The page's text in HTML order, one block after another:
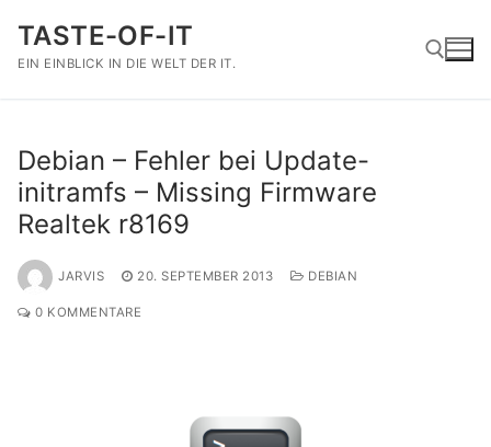
Inhalt
springen
TASTE-OF-IT
EIN EINBLICK IN DIE WELT DER IT.
Debian – Fehler bei Update-
initramfs – Missing Firmware
Realtek r8169
JARVIS 20. SEPTEMBER 2013 DEBIAN
0 KOMMENTARE